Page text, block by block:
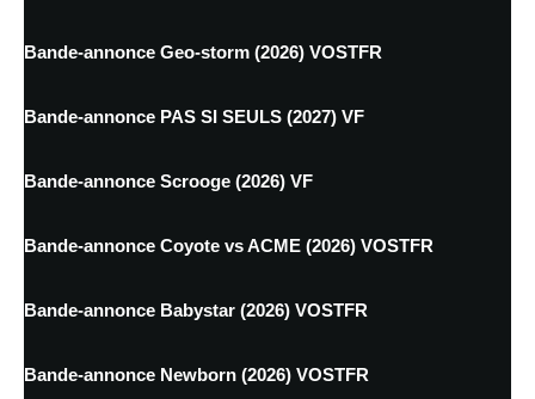
Bande-annonce Geo-storm (2026) VOSTFR
Bande-annonce PAS SI SEULS (2027) VF
Bande-annonce Scrooge (2026) VF
Bande-annonce Coyote vs ACME (2026) VOSTFR
Bande-annonce Babystar (2026) VOSTFR
Bande-annonce Newborn (2026) VOSTFR